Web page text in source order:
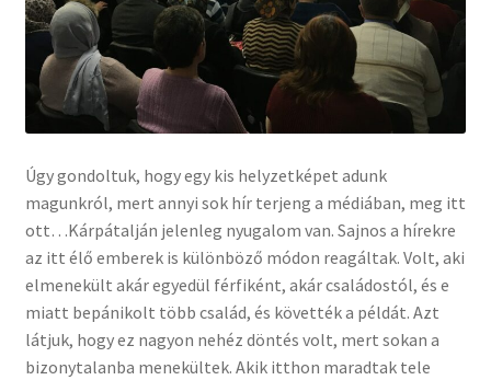
Úgy gondoltuk, hogy egy kis helyzetképet adunk
magunkról, mert annyi sok hír terjeng a médiában, meg itt
ott…Kárpátalján jelenleg nyugalom van. Sajnos a hírekre
az itt élő emberek is különböző módon reagáltak. Volt, aki
elmenekült akár egyedül férfiként, akár családostól, és e
miatt bepánikolt több család, és követték a példát. Azt
látjuk, hogy ez nagyon nehéz döntés volt, mert sokan a
bizonytalanba menekültek. Akik itthon maradtak tele